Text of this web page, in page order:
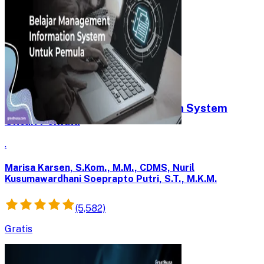
Belajar Management Information System
Untuk Pemula
.
Marisa Karsen, S.Kom., M.M., CDMS, Nuril
Kusumawardhani Soeprapto Putri, S.T., M.K.M.
(5,582)
Gratis